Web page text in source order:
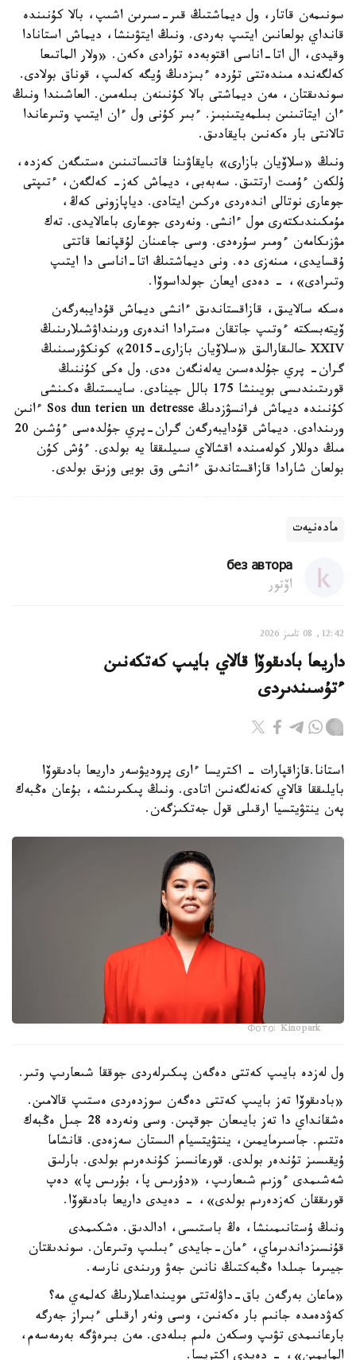
سونىمەن قاتار، ول ديماشتىڭ قىر-سىرىن اشىپ، بالا كۇنىندە
قانداي بولعانىن ايتىپ بەردى. ونىڭ ايتۋىنشا، ديماش استانادا
وقيدى، ال اتا-اناسى اقتوبەدە تۇرادى ەكەن. «ولار الماتىعا
كەلگەندە مىندەتتى تۇردە ءبىزدىڭ ۇيگە كەلىپ، قوناق بولادى.
سوندىقتان، مەن ديماشتى بالا كۇنىنەن بىلەمىن. العاشىندا ونىڭ
ءان ايتاتىنىن بىلمەيتىنبىز. ءبىر كۇنى ول ءان ايتىپ وتىرعاندا
تالانتى بار ەكەنىن بايقادىق.
ونىڭ «سلاۆيان بازارى» بايقاۋىنا قاتىساتىنىن ەستىگەن كەزدە،
ۇلكەن ءۇمىت ارتتىق. سەبەبى، ديماش كەز- كەلگەن، ءتىپتى
جوعارى نوتالى اندەردى ەركىن ايتادى. دياپازونى كەڭ،
مۇمكىندىكتەرى مول ءانشى. ونەردى جوعارى باعالايدى. تەك
مۋزىكامەن ءومىر سۇرەدى. وسى جاعىنان لۇقپانعا قاتتى
ۇقسايدى، مىنەزى دە. ونى ديماشتىڭ اتا-اناسى دا ايتىپ
وتىرادى»، - دەدى ايعان جولداسوۆا.
ەسكە سالايىق، قازاقستاندىق ءانشى ديماش قۇدايبەرگەن
ۆيتەبسكتە ءوتىپ جاتقان ەسترادا اندەرى ورىنداۋشىلارىنىڭ
XXIV حالىقارالىق «سلاۆيان بازارى-2015» كونكۋرسىنىڭ
گران- پري جۇلدەسىن يەلەنگەن ەدى. ول ەكى كۇننىڭ
قورىتىندىسى بويىنشا 175 بالل جينادى. سايىستىڭ ەكىنشى
كۇنىندە ديماش فرانسۋزدىڭ Sos dun terien un detresse ءانىن
ورىندادى. ديماش قۇدايبەرگەن گران-پري جۇلدەسى ءۇشىن 20
مىڭ دوللار كولەمىندە اقشالاي سىيلىققا يە بولدى. ءۇش كۇن
بولعان شارادا قازاقستاندىق ءانشى وق بويى وزىق بولدى.
مادەنيەت
без автора
اۆتور
12:42, 08 تامىز 2026
داريعا بادىقوۆا قالاي بايىپ كەتكەنىن
ءتۇسىندىردى
استانا.قازاقپارات - اكتريسا ءارى پروديۋسەر داريعا بادىقوۆا
بايلىققا قالاي كەنەلگەنىن اتادى. ونىڭ پىكىرىنشە، بۇعان ەڭبەك
پەن ينتۋيتسيا ارقىلى قول جەتكىزگەن.
Фото: Kinopark
ول لەزدە بايىپ كەتتى دەگەن پىكىرلەردى جوققا شىعارىپ وتىر.
«بادىقوۆا تەز بايىپ كەتتى دەگەن سوزدەردى ەستىپ قالامىن.
ەشقانداي دا تەز بايىعان جوقپىن. وسى ونەردە 28 جىل ەڭبەك
ەتتىم. جاسىرمايمىن، ينتۋيتسيام الىستان سەزەدى. قانشاما
ۇيقىسىز تۇندەر بولدى. قورعانسىز كۇندەرىم بولدى. بارلىق
شەشىمدى ءوزىم شىعارىپ، «دۇرىس پا، بۇرىس پا» دەپ
قورىققان كەزدەرىم بولدى»، - دەيدى داريعا بادىقوۆا.
ونىڭ ۇستانىمىنشا، ەڭ باستىسى، ادالدىق. ەشكىمدى
قۇنسىزداندىرماي، ءمان-جايدى ءبىلىپ وتىرعان. سوندىقتان
جيىرما جىلدا ەڭبەكتىڭ نانىن جەۋ ورىندى نارسە.
«ماعان بەرگەن باق-داۋلەتتى مويىنداعىلارىڭ كەلمەي مە؟
كەۋدەمدە جانىم بار ەكەنىن، وسى ونەر ارقىلى ءبىراز جەرگە
بارعانىمدى تۋىپ وسكەن ەلىم بىلەدى. مەن بىرەۋگە بەرمەسەم،